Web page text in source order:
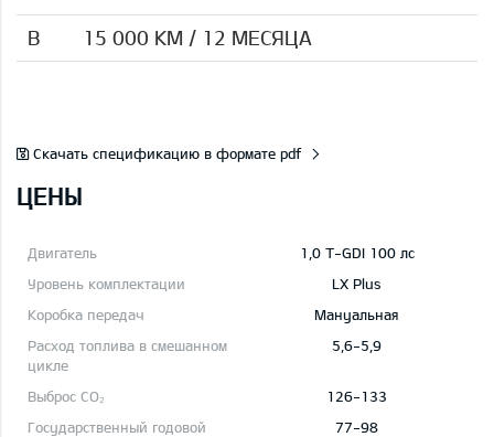
B 15 000 КМ / 12 МЕСЯЦА
Скачать спецификацию в формате pdf
ЦЕНЫ
1,0 T-GDI 100 лс
LX Plus
Mануальная
5,6-5,9
126-133
77-98